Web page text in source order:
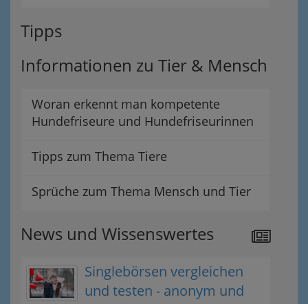
Tipps
Informationen zu Tier & Mensch
Woran erkennt man kompetente
Hundefriseure und Hundefriseurinnen
Tipps zum Thema Tiere
Sprüche zum Thema Mensch und Tier
News und Wissenswertes
Singlebörsen vergleichen
und testen - anonym und